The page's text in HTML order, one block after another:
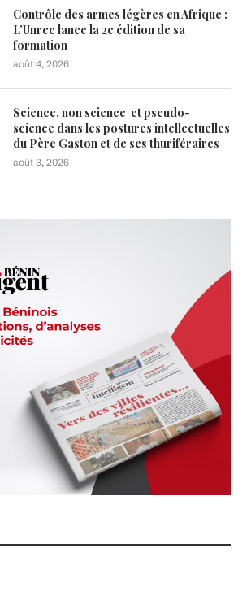
Contrôle des armes légères en Afrique :
L’Unrec lance la 2e édition de sa
formation
août 4, 2026
Science, non science et pseudo-
science dans les postures intellectuelles
du Père Gaston et de ses thuriféraires
août 3, 2026